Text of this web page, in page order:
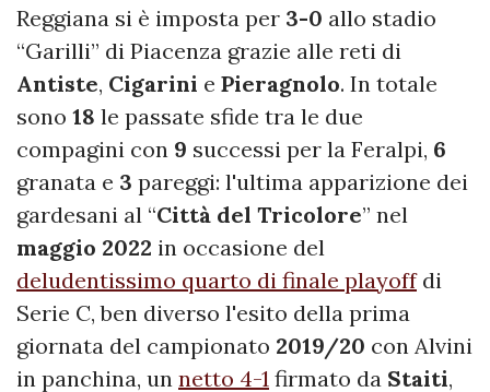
Reggiana si è imposta per 3-0 allo stadio
“Garilli” di Piacenza grazie alle reti di
Antiste, Cigarini e Pieragnolo. In totale
sono 18 le passate sfide tra le due
compagini con 9 successi per la Feralpi, 6
granata e 3 pareggi: l'ultima apparizione dei
gardesani al “Città del Tricolore” nel
maggio 2022 in occasione del
deludentissimo quarto di finale playoffdi
Serie C, ben diverso l'esito della prima
giornata del campionato 2019/20 con Alvini
in panchina, un netto 4-1 firmato da Staiti,